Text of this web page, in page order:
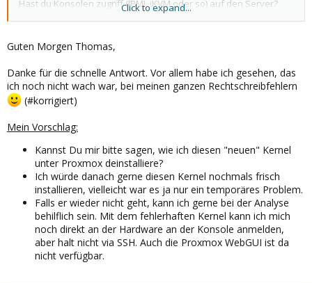
Hast du Konsolen zugriff (IPMI, iKVM oder so) auf den Server?
Dann könnte man das genauer analysieren..
Click to expand...
Guten Morgen Thomas,
Danke für die schnelle Antwort. Vor allem habe ich gesehen, das
ich noch nicht wach war, bei meinen ganzen Rechtschreibfehlern
(#korrigiert)
Mein Vorschlag:
Kannst Du mir bitte sagen, wie ich diesen "neuen" Kernel
unter Proxmox deinstalliere?
Ich würde danach gerne diesen Kernel nochmals frisch
installieren, vielleicht war es ja nur ein temporäres Problem.
Falls er wieder nicht geht, kann ich gerne bei der Analyse
behilflich sein. Mit dem fehlerhaften Kernel kann ich mich
noch direkt an der Hardware an der Konsole anmelden,
aber halt nicht via SSH. Auch die Proxmox WebGUI ist da
nicht verfügbar.